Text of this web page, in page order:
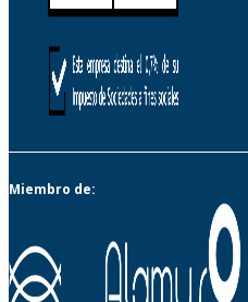
Miembro de: